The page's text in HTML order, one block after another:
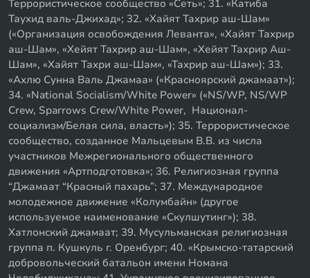
Террористическое сообщество «Сеть»; 31. «Катиба
Таухид валь-Джихад»; 32. «Хайят Тахрир аш-Шам»
(«Организация освобождения Леванта», «Хайят Тахрир
аш-Шам», «Хейят Тахрир аш-Шам», «Хейят Тахрир Аш-
Шам», «Хайят Тахри аш-Шам», «Тахрир аш-Шам»); 33.
«Ахлю Сунна Валь Джамаа» («Красноярский джамаат»);
34. «National Socialism/White Power» («NS/WP, NS/WP
Crew, Sparrows Crew/White Power, Национал-
социализм/Белая сила, власть»); 35. Террористическое
сообщество, созданное Мальцевым В.В. из числа
участников Межрегионального общественного
движения «Артподготовка»; 36. Религиозная группа
“Джамаат “Красный пахарь”; 37. Международное
молодежное движение «Колумбайн» (другое
используемое наименование «Скулшутинг»); 38.
Хатлонский джамаат; 39. Мусульманская религиозная
группа п. Кушкуль г. Оренбург; 40. «Крымско-татарский
добровольческий батальон имени Номана